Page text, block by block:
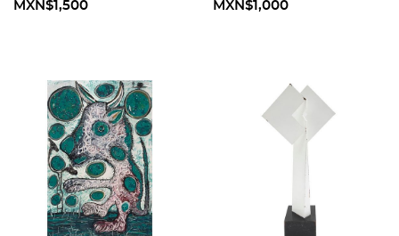
MXN$1,500
Serigrafía P. A.
MXN$1,000